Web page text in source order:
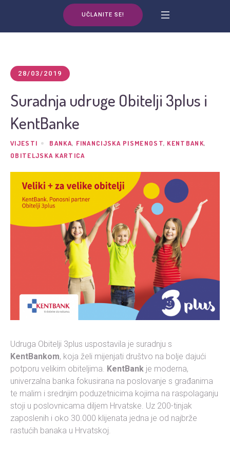
UČLANITE SE!
28/03/2019
Suradnja udruge Obitelji 3plus i
KentBanke
VIJESTI BANKA, FINANCIJSKA PISMENOST, KENTBANK,
OBITELJSKA KARTICA
Udruga Obitelji 3plus uspostavila je suradnju s
KentBankom, koja želi mijenjati društvo na bolje dajući
potporu velikim obiteljima. KentBank je moderna,
univerzalna banka fokusirana na poslovanje s građanima
te malim i srednjim poduzetnicima kojima na raspolaganju
stoji u poslovnicama diljem Hrvatske. Uz 200-tinjak
zaposlenih i oko 30.000 klijenata jedna je od najbrže
rastućih banaka u Hrvatskoj.